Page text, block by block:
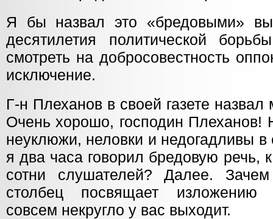
Я бы назвал это «бредовыми»
десятилетия политической
смотреть на добросовестность
исключение.
Г-н Плеханов в своей газете
Очень хорошо, господин Плеханов!
неуклюжи, неловки и недогадливы
я два часа говорил бредовую речь,
сотни слушателей? Далее.
столбец посвящает изложению
совсем некругло у вас выходит.